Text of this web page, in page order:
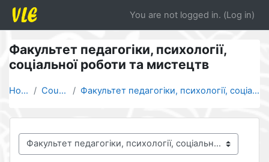
Skip to main content
You are not logged in. (Log in)
Факультет педагогіки, психології,
соціальної роботи та мистецтв
Home Courses Факультет педагогіки, психології, соціальної робот...
Course categories